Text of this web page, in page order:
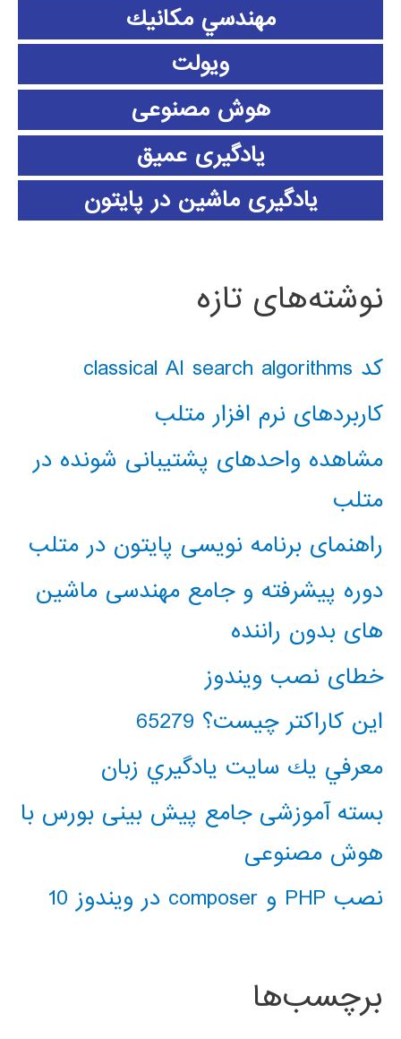
مهندسي مكانيك
ویولت
هوش مصنوعی
یادگیری عمیق
یادگیری ماشین در پایتون
نوشته‌های تازه
کد classical AI search algorithms
کاربردهای نرم افزار متلب
مشاهده واحدهای پشتیبانی شونده در
متلب
راهنمای برنامه نویسی پایتون در متلب
دوره پیشرفته و جامع مهندسی ماشین
های بدون راننده
خطای نصب ویندوز
این کاراکتر چیست؟ 65279
معرفي يك سايت يادگيري زبان
بسته آموزشی جامع پیش بینی بورس با
هوش مصنوعی
نصب PHP و composer در ویندوز 10
برچسب‌ها